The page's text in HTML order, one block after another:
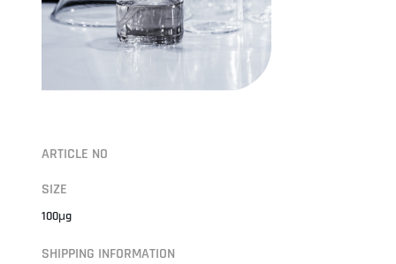
ARTICLE NO
SIZE
100μg
SHIPPING INFORMATION